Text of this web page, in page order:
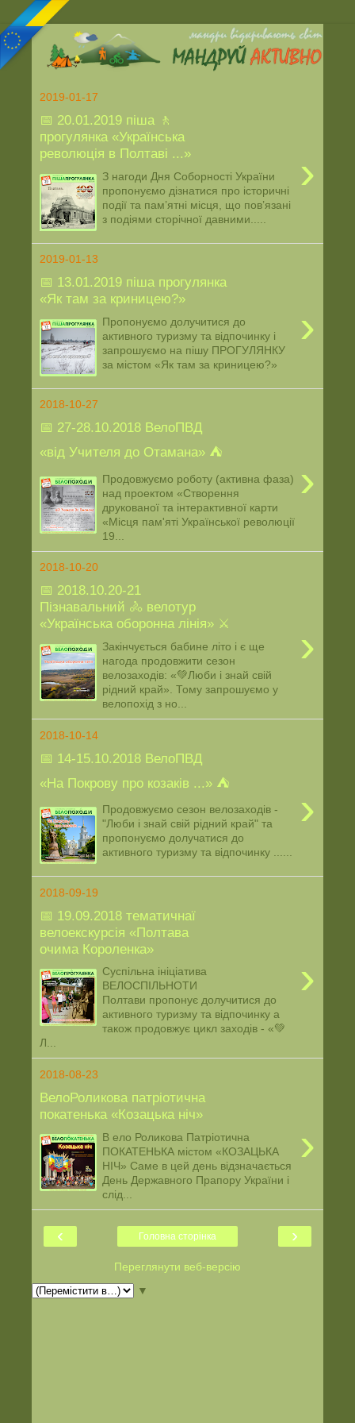
2019-01-17
📅 20.01.2019 піша 🚶
прогулянка «Українська
революція в Полтаві ...»
›
З нагоди Дня Соборності України
пропонуємо дізнатися про історичні
події та пам’ятні місця, що пов’язані
з подіями сторічної давними.....
2019-01-13
📅 13.01.2019 піша прогулянка
«Як там за криницею?»
›
Пропонуємо долучитися до
активного туризму та відпочинку і
запрошуємо на пішу ПРОГУЛЯНКУ
за містом «Як там за криницею?»
2018-10-27
📅 27-28.10.2018 ВелоПВД
«від Учителя до Отамана» ⛺️
›
Продовжуємо роботу (активна фаза)
над проектом «Створення
друкованої та інтерактивної карти
«Місця пам'яті Української революції
19...
2018-10-20
📅 2018.10.20-21
Пізнавальний 🚴 велотур
«Українська оборонна лінія» ⚔
›
Закінчується бабине літо і є ще
нагода продовжити сезон
велозаходів: «💚Люби і знай свій
рідний край». Тому запрошуємо у
велопохід з но...
2018-10-14
📅 14-15.10.2018 ВелоПВД
«На Покрову про козаків ...» ⛺️
›
Продовжуємо сезон велозаходів -
"Люби і знай свій рідний край" та
пропонуємо долучатися до
активного туризму та відпочинку ......
2018-09-19
📅 19.09.2018 тематичнаї
велоекскурсія «Полтава
очима Короленка»
›
Суспільна ініціатива
ВЕЛОСПІЛЬНОТИ
Полтави пропонує долучитися до
активного туризму та відпочинку а
також продовжує цикл заходів - «💚
Л...
2018-08-23
ВелоРоликова патріотична
покатенька «Козацька ніч»
›
В ело Роликова Патріотична
ПОКАТЕНЬКА містом «КОЗАЦЬКА
НІЧ» Саме в цей день відзначається
День Державного Прапору України і
слід...
‹ ›
Головна сторінка
Переглянути веб-версію
▼